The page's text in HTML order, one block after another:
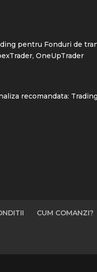
pentru Fonduri de
, OneUpTrader
recomandata:
CUM COMANZI?